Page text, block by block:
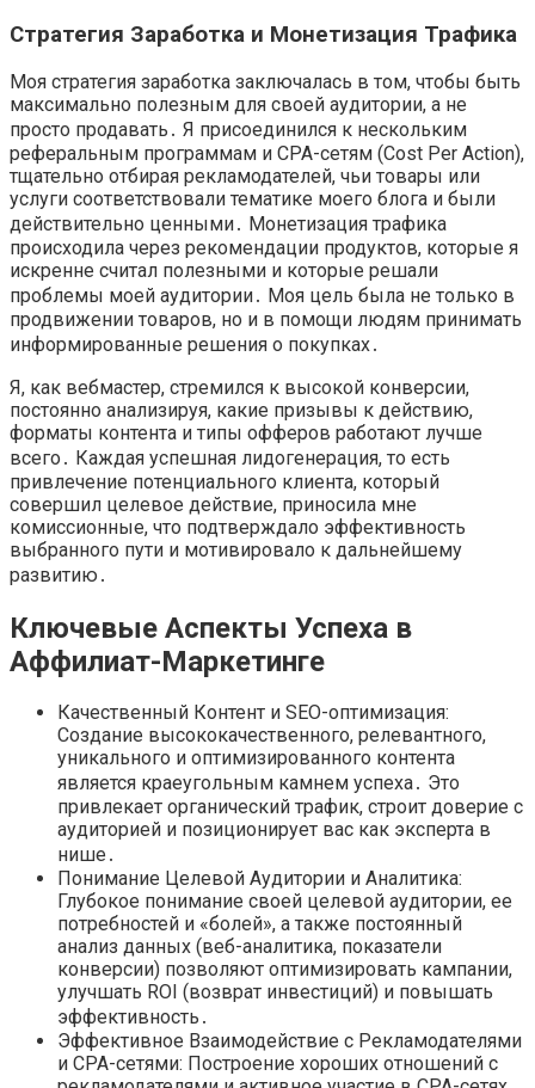
Стратегия Заработка и Монетизация Трафика
Моя стратегия заработка заключалась в том, чтобы быть
максимально полезным для своей аудитории, а не
просто продавать․ Я присоединился к нескольким
реферальным программам и CPA-сетям (Cost Per Action),
тщательно отбирая рекламодателей, чьи товары или
услуги соответствовали тематике моего блога и были
действительно ценными․ Монетизация трафика
происходила через рекомендации продуктов, которые я
искренне считал полезными и которые решали
проблемы моей аудитории․ Моя цель была не только в
продвижении товаров, но и в помощи людям принимать
информированные решения о покупках․
Я, как вебмастер, стремился к высокой конверсии,
постоянно анализируя, какие призывы к действию,
форматы контента и типы офферов работают лучше
всего․ Каждая успешная лидогенерация, то есть
привлечение потенциального клиента, который
совершил целевое действие, приносила мне
комиссионные, что подтверждало эффективность
выбранного пути и мотивировало к дальнейшему
развитию․
Ключевые Аспекты Успеха в
Аффилиат-Маркетинге
Качественный Контент и SEO-оптимизация:
Создание высококачественного, релевантного,
уникального и оптимизированного контента
является краеугольным камнем успеха․ Это
привлекает органический трафик, строит доверие с
аудиторией и позиционирует вас как эксперта в
нише․
Понимание Целевой Аудитории и Аналитика:
Глубокое понимание своей целевой аудитории, ее
потребностей и «болей», а также постоянный
анализ данных (веб-аналитика, показатели
конверсии) позволяют оптимизировать кампании,
улучшать ROI (возврат инвестиций) и повышать
эффективность․
Эффективное Взаимодействие с Рекламодателями
и CPA-сетями: Построение хороших отношений с